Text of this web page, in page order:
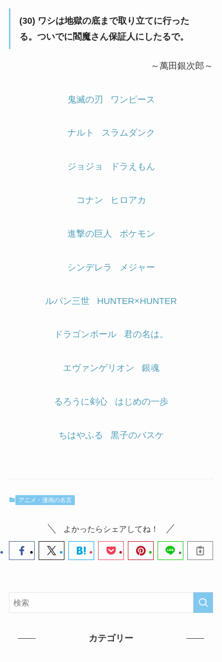
(30) ワシは地獄の底まで取り立てに行った
る。ついでに閻魔さん保証人にしたるで。
～萬田銀次郎～
鬼滅の刃 ワンピース
ナルト スラムダンク
ジョジョ ドラえもん
コナン ヒロアカ
進撃の巨人 ポケモン
シンデレラ メジャー
ルパン三世 HUNTER×HUNTER
ドラゴンボール 君の名は。
エヴァンゲリオン 銀魂
るろうに剣心 はじめの一歩
ちはやふる 黒子のバスケ
アニメ・漫画の名言
よかったらシェアしてね！
カテゴリー